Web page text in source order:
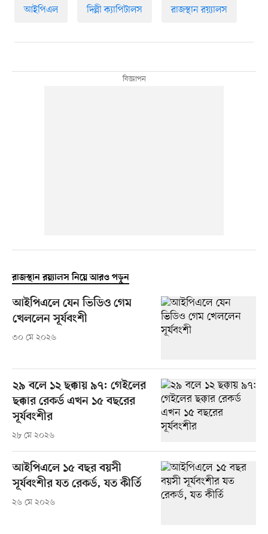
আইপিএল দিল্লী ক্যাপিটালস রাজস্থান রয়্যালস
রাজস্থান রয়্যালস নিয়ে আরও পড়ুন
আইপিএলে যেন ভিডিও গেম
খেললেন সূর্যবংশী
৩০ মে ২০২৬
২৯ বলে ১২ ছক্কায় ৯৭: গেইলের
ছক্কার রেকর্ড এখন ১৫ বছরের
সূর্যবংশীর
২৮ মে ২০২৬
আইপিএলে ১৫ বছর বয়সী
সূর্যবংশীর যত রেকর্ড, যত কীর্তি
২৬ মে ২০২৬